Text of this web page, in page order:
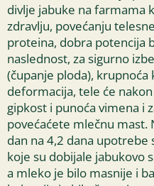
divlje jabuke na farmama
zdravlju, povećanju
proteina, dobra potencija
naslednost, za sigurno
(čupanje ploda),
deformacija, tele će
gipkost i punoća vimena i
povećaćete mlečnu mast.
dan na 4,2 dana upotrebe
koje su dobijale jabukovo
a mleko je bilo masnije i